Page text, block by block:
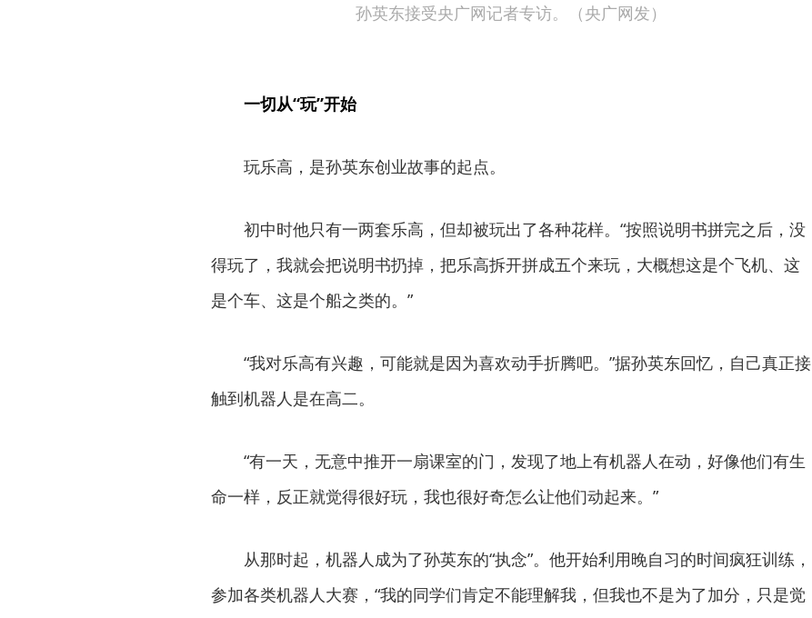
孙英东接受央广网记者专访。（央广网发）
一切从“玩”开始
玩乐高，是孙英东创业故事的起点。
初中时他只有一两套乐高，但却被玩出了各种花样。“按照说明书拼完之后，没
得玩了，我就会把说明书扔掉，把乐高拆开拼成五个来玩，大概想这是个飞机、这
是个车、这是个船之类的。”
“我对乐高有兴趣，可能就是因为喜欢动手折腾吧。”据孙英东回忆，自己真正接
触到机器人是在高二。
“有一天，无意中推开一扇课室的门，发现了地上有机器人在动，好像他们有生
命一样，反正就觉得很好玩，我也很好奇怎么让他们动起来。”
从那时起，机器人成为了孙英东的“执念”。他开始利用晚自习的时间疯狂训练，
参加各类机器人大赛，“我的同学们肯定不能理解我，但我也不是为了加分，只是觉